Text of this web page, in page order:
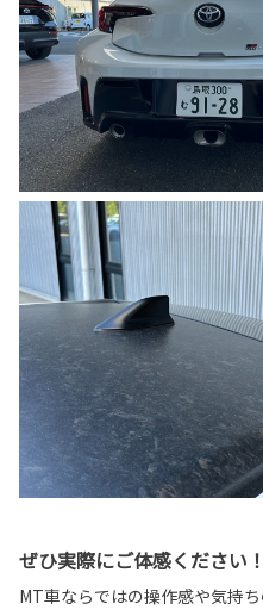
ぜひ実際にご体感ください！
MT車ならではの操作感や気持ち